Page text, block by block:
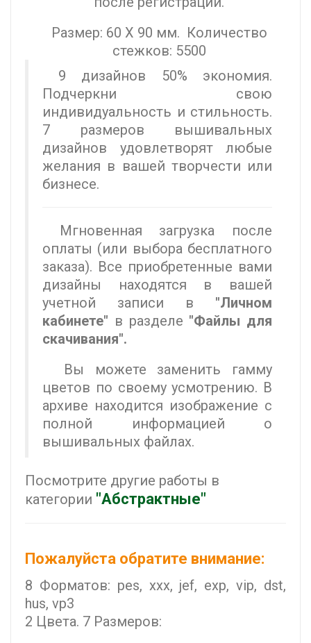
Размер: 60 X 90 мм. Количество
стежков: 5500
9 дизайнов 50% экономия.
Подчеркни свою
индивидуальность и стильность.
7 размеров вышивальных
дизайнов удовлетворят любые
желания в вашей творчести или
бизнесе.
Мгновенная загрузка после
оплаты (или выбора бесплатного
заказа). Все приобретенные вами
дизайны находятся в вашей
учетной записи в "Личном
кабинете" в разделе "Файлы для
скачивания".
Вы можете заменить гамму
цветов по своему усмотрению. В
архиве находится изображение с
полной информацией о
вышивальных файлах.
Посмотрите другие работы в
категории "Абстрактные"
Пожалуйста обратите внимание:
8 Форматов: pes, xxx, jef, exp, vip, dst,
hus, vp3
2 Цвета. 7 Размеров: